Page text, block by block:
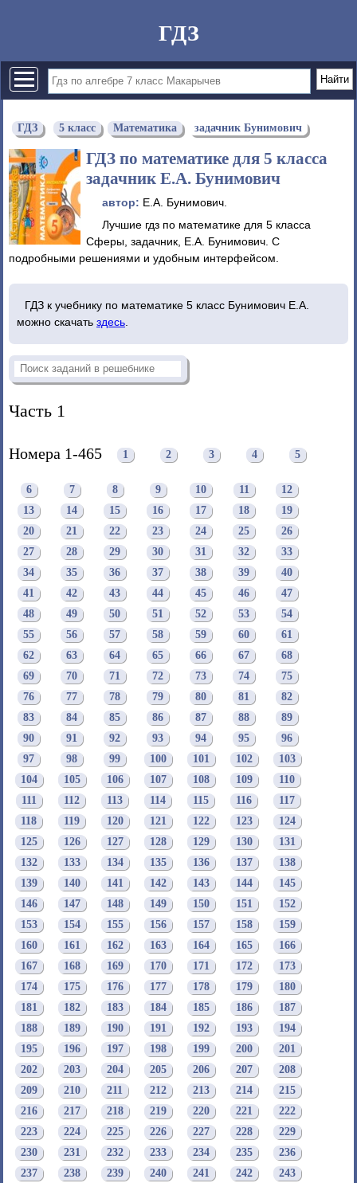
ГДЗ
ГДЗ 5 класс Математика задачник Бунимович
ГДЗ по математике для 5 класса
задачник Е.А. Бунимович
автор: Е.А. Бунимович.
Лучшие гдз по математике для 5 класса
Сферы, задачник, Е.А. Бунимович. С
подробными решениями и удобным интерфейсом.
ГДЗ к учебнику по математике 5 класс Бунимович Е.А.
можно скачать здесь.
Часть 1
Номера 1-465 1 2 3 4 5
6 7 8 9 10 11
12
13
14 15 16 17 18
19
20
21 22 23 24 25
26
27
28 29 30 31 32
33
34
35 36 37 38 39
40
41
42 43 44 45 46
47
48
49 50 51 52 53
54
55
56 57 58 59 60
61
62
63 64 65 66 67
68
69
70 71 72 73 74
75
76
77 78 79 80 81
82
83
84 85 86 87 88
89
90
91 92 93 94 95
96
97
98 99 100 101 102
103
104
105 106 107 108 109
110
111
112 113 114 115 116
117
118
119 120 121 122 123
124
125
126 127 128 129 130
131
132
133 134 135 136 137
138
139
140 141 142 143 144
145
146
147 148 149 150 151
152
153
154 155 156 157 158
159
160
161 162 163 164 165
166
167
168 169 170 171 172
173
174
175 176 177 178 179
180
181
182 183 184 185 186
187
188
189 190 191 192 193
194
195
196 197 198 199 200
201
202
203 204 205 206 207
208
209
210 211 212 213 214
215
216
217 218 219 220 221
222
223
224 225 226 227 228
229
230
231 232 233 234 235
236
237
238 239 240 241 242
243